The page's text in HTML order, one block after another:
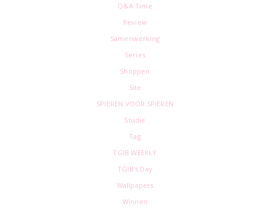
Q&A Time
Review
Samenwerking
Series
Shoppen
Site
SPIEREN VOOR SPIEREN
Studie
Tag
TGIB WEEKLY
TGIB's Day
Wallpapers
Winnen